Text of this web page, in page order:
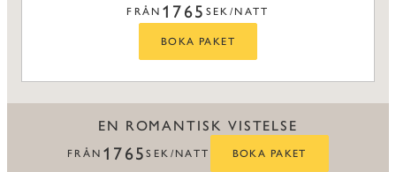
FRÅN 1765 SEK/NATT
BOKA PAKET
EN ROMANTISK VISTELSE
FRÅN 1765SEK/NATT BOKA PAKET